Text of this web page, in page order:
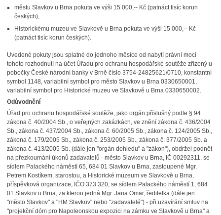
městu Slavkov u Brna pokuta ve výši 15 000,-- Kč (patnáct tisíc korun
českých),
Historickému muzeu ve Slavkově u Brna pokuta ve výši 15 000,-- Kč
(patnáct tisíc korun českých).
Uvedené pokuty jsou splatné do jednoho měsíce od nabytí právní moci
tohoto rozhodnutí na účet Úřadu pro ochranu hospodářské soutěže zřízený u
pobočky České národní banky v Brně číslo 3754-24825621/0710, konstantní
symbol 1148, variabilní symbol pro město Slavkov u Brna 0330650001,
variabilní symbol pro Historické muzeu ve Slavkově u Brna 0330650002.
Odůvodnění
Úřad pro ochranu hospodářské soutěže, jako orgán příslušný podle § 94
zákona č. 40/2004 Sb., o veřejných zakázkách, ve znění zákona č. 436/2004
Sb., zákona č. 437/2004 Sb., zákona č. 60/2005 Sb., zákona č. 124/2005 Sb.,
zákona č. 179/2005 Sb., zákona č. 253/2005 Sb., zákona č. 377/2005 Sb. a
zákona č. 413/2005 Sb. (dále jen "orgán dohledu" a "zákon"), obdržel podnět
na přezkoumání úkonů zadavatelů - město Slavkov u Brna, IČ 00292311, se
sídlem Palackého náměstí 65, 684 01 Slavkov u Brna, zastoupené Mgr.
Petrem Kostíkem, starostou, a Historické muzeum ve Slavkově u Brna,
příspěvková organizace, IČO 373 320, se sídlem Palackého náměstí 1, 684
01 Slavkov u Brna, za kterou jedná Mgr. Jana Omar, ředitelka (dále jen
"město Slavkov" a "HM Slavkov" nebo "zadavatelé") - při uzavírání smluv na
"projekční dóm pro Napoleonskou expozici na zámku ve Slavkově u Brna" a